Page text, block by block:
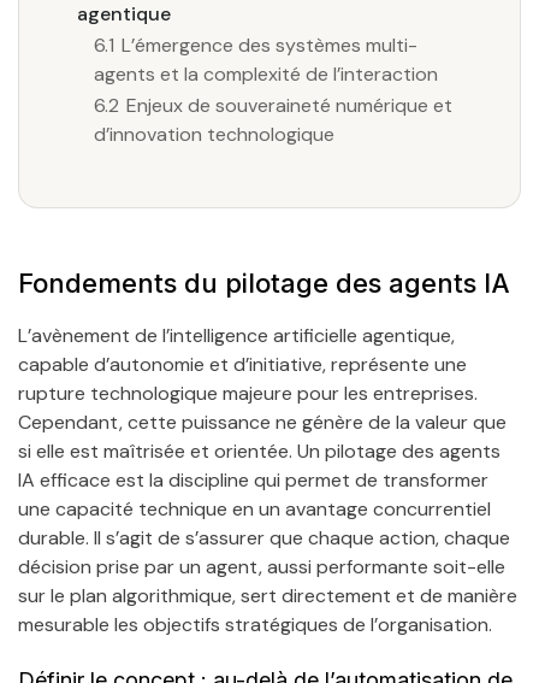
agentique
6.1 L’émergence des systèmes multi-
agents et la complexité de l’interaction
6.2 Enjeux de souveraineté numérique et
d’innovation technologique
Fondements du pilotage des agents IA
L’avènement de l’intelligence artificielle agentique,
capable d’autonomie et d’initiative, représente une
rupture technologique majeure pour les entreprises.
Cependant, cette puissance ne génère de la valeur que
si elle est maîtrisée et orientée. Un pilotage des agents
IA efficace est la discipline qui permet de transformer
une capacité technique en un avantage concurrentiel
durable. Il s’agit de s’assurer que chaque action, chaque
décision prise par un agent, aussi performante soit-elle
sur le plan algorithmique, sert directement et de manière
mesurable les objectifs stratégiques de l’organisation.